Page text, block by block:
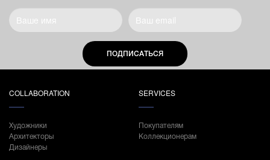
ПОДПИСАТЬСЯ
COLLABORATION
Художники
Архитекторы
Дизайнеры
SERVICES
Покупателям
Коллекционерам